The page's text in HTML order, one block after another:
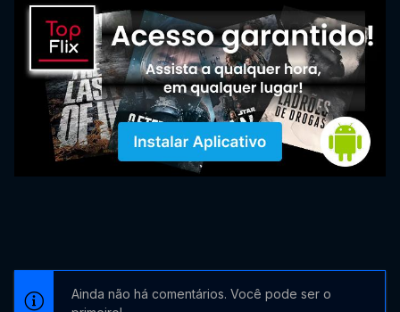
Ainda não há comentários. Você pode ser o